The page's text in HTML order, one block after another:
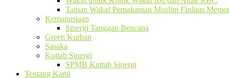
Taman Wakaf Pemakaman Muslim Firdaus
Kemanusiaan
Sinergi Tanggap Bencana
Green Kurban
Sasaka
Kuttab Sinergi
SPMB Kuttab Sinergi
Tentang Kami